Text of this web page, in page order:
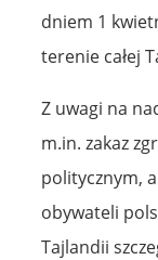
dniem 1
terenie całej
Z uwagi na
m.in. zakaz
politycznym,
obywateli
Tajlandii